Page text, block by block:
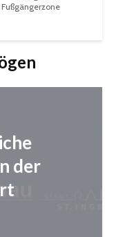
Fußgängerzone
der